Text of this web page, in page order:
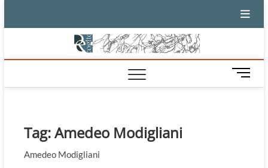
M
e
Tag:Amedeo Modigliani
Amedeo Modigliani